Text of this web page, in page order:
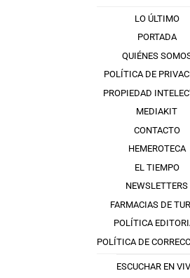
LO ÚLTIMO
PORTADA
QUIÉNES
POLÍTICA DE
PROPIEDAD
MEDIAKIT
CONTACTO
HEMEROTECA
EL TIEMPO
NEWSLETTERS
FARMACIAS DE
POLÍTICA
POLÍTICA DE
ESCUCHAR EN